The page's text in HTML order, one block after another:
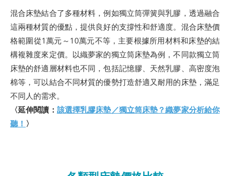
混合床墊結合了多種材料，例如獨立筒彈簧與乳膠，透過融合
這兩種材質的優點，提供良好的支撐性和舒適度。混合床墊價
格範圍從1萬元～10萬元不等，主要根據所用材料和床墊的結
構複雜度來定價。以織夢家的獨立筒床墊為例，不同款獨立筒
床墊的舒適層材料也不同，包括記憶膠、天然乳膠、高密度泡
棉等，可以結合不同材質的優勢打造舒適又耐用的床墊，滿足
不同人的需求。
〈延伸閱讀： 該選擇乳膠床墊／獨立筒床墊？織夢家分析給你
聽！ 〉